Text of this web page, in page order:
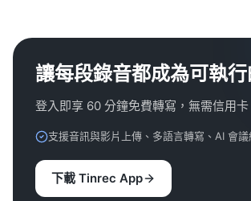
讓每段錄音都成為可執
登入即享 60 分鐘免費轉寫，無需信用卡
支援音訊與影片上傳、多語言轉寫、AI 會
下載 Tinrec App